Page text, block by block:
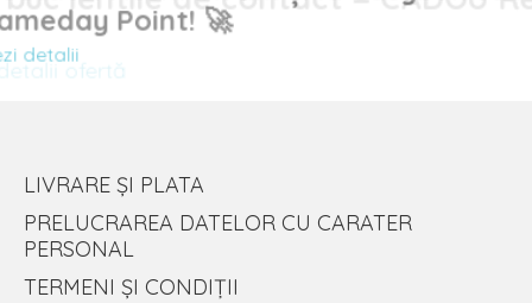
lentile de contact = CADOU
Vezi detalii
LIVRARE ȘI PLATA
PRELUCRAREA DATELOR CU CARATER
PERSONAL
TERMENI ȘI CONDIȚII